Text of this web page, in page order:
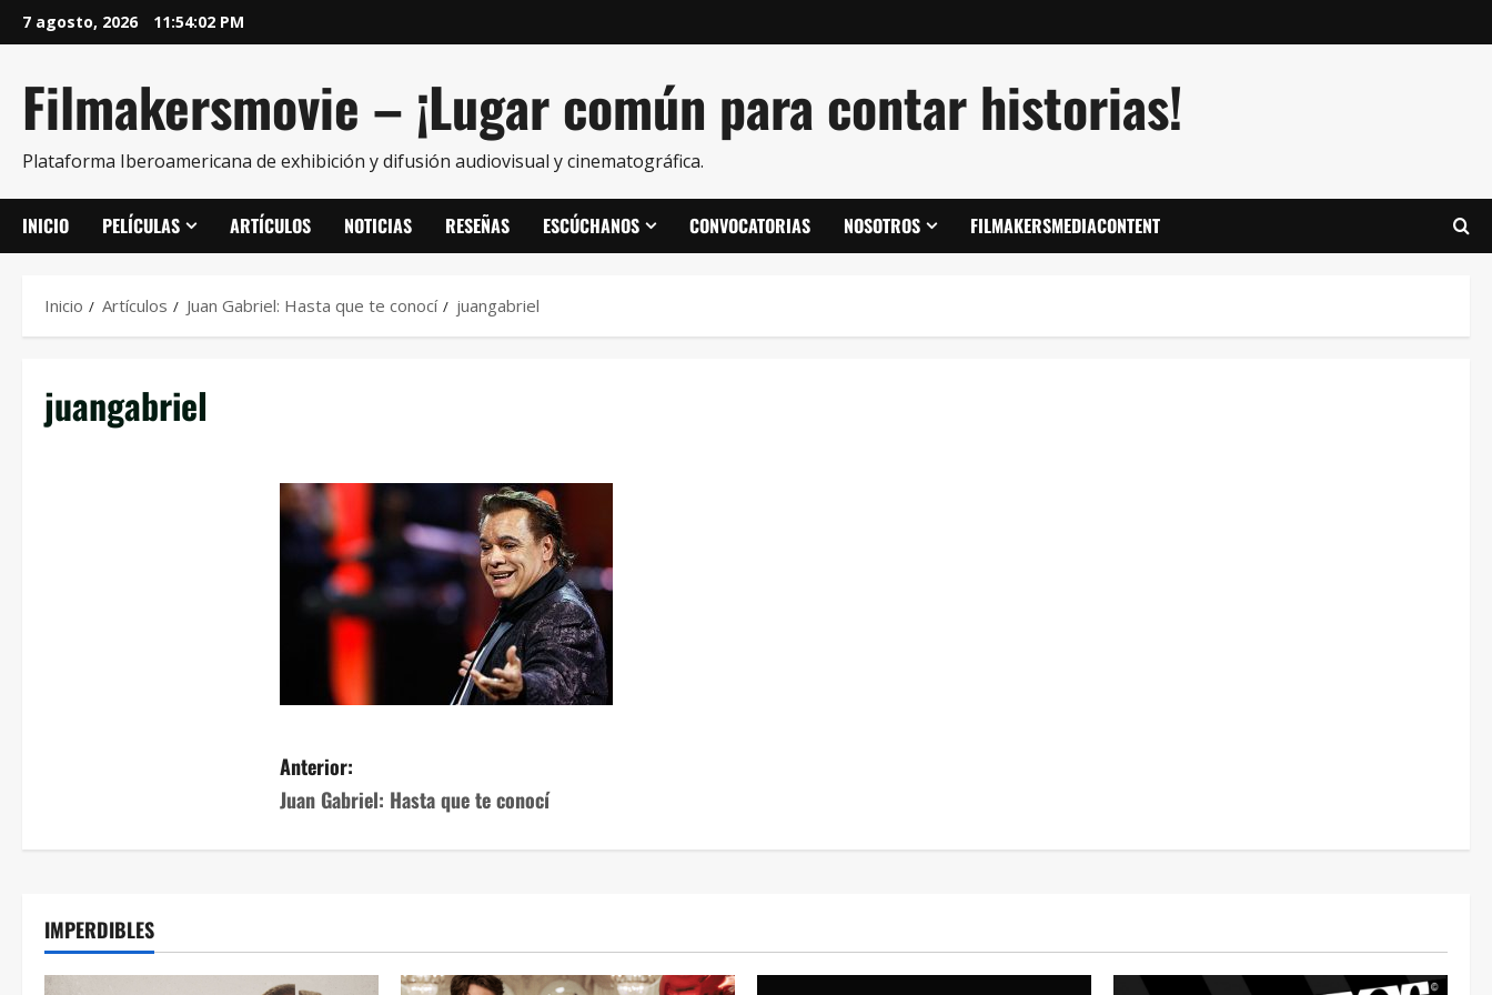
7 agosto, 2026 11:54:03 PM
Filmakersmovie – ¡Lugar común para contar historias!
Plataforma Iberoamericana de exhibición y difusión audiovisual y cinematográfica.
INICIO PELÍCULAS ARTÍCULOS NOTICIAS RESEÑAS ESCÚCHANOS CONVOCATORIAS NOSOTROS FILMAKERSMEDIACONTENT
Inicio Artículos Juan Gabriel: Hasta que te conocí juangabriel
juangabriel
Anterior:
Juan Gabriel: Hasta que te conocí
IMPERDIBLES